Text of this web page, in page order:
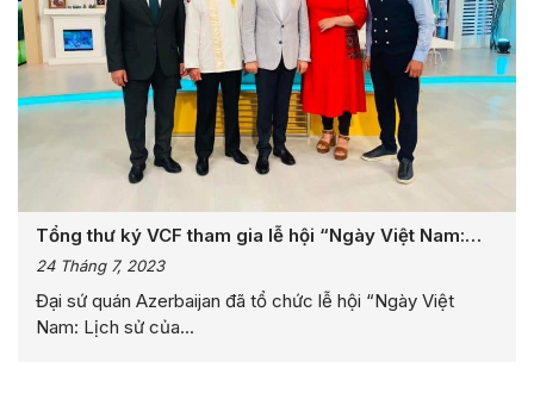
Tổng thư ký VCF tham gia lễ hội “Ngày Việt Nam:
Lịch sử của tình hữu nghị”
24 Tháng 7, 2023
Đại sứ quán Azerbaijan đã tổ chức lễ hội “Ngày Việt
Nam: Lịch sử của...